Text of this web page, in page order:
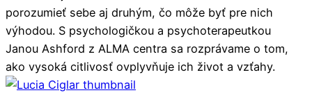
porozumieť sebe aj druhým, čo môže byť pre nich
výhodou. S psychologičkou a psychoterapeutkou
Janou Ashford z ALMA centra sa rozprávame o tom,
ako vysoká citlivosť ovplyvňuje ich život a vzťahy.